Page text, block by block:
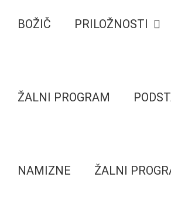
BOŽIČ PRILOŽNOSTI
ŽALNI PROGRAM
NAMIZNE ŽALNI